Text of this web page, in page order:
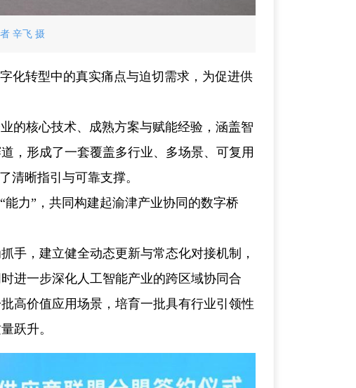
辛飞 摄
化转型中的真实痛点与迫切需求，为促进供
的核心技术、成熟方案与赋能经验，涵盖智
，形成了一套覆盖多行业、多场景、可复用
清晰指引与可靠支撑。
力”，共同构建起渝津产业协同的数字桥
手，建立健全动态更新与常态化对接机制，
进一步深化人工智能产业的跨区域协同合
高价值应用场景，培育一批具有行业引领性
跃升。